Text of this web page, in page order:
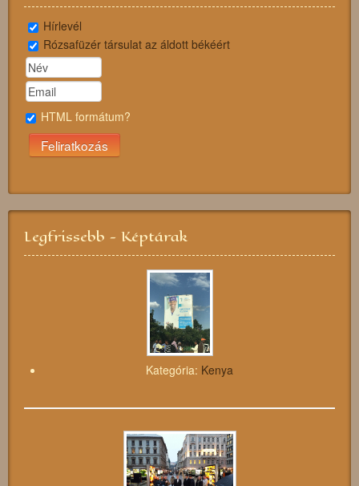
Hírlevél
Rózsafüzér társulat az áldott békéért
HTML formátum?
Legfrissebb - Képtárak
Kategória: Kenya